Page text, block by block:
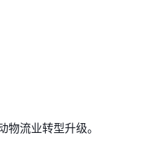
流业转型升级。